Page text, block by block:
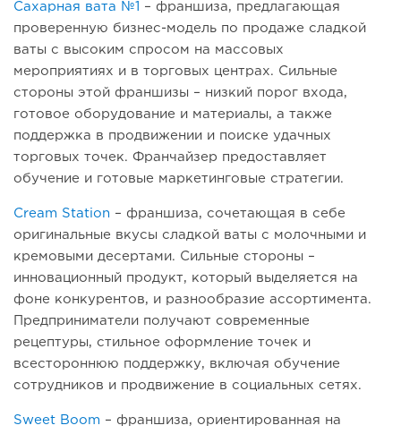
Сахарная вата №1
– франшиза, предлагающая
проверенную бизнес-модель по продаже сладкой
ваты с высоким спросом на массовых
мероприятиях и в торговых центрах. Сильные
стороны этой франшизы – низкий порог входа,
готовое оборудование и материалы, а также
поддержка в продвижении и поиске удачных
торговых точек. Франчайзер предоставляет
обучение и готовые маркетинговые стратегии.
Cream Station – франшиза, сочетающая в себе
оригинальные вкусы сладкой ваты с молочными и
кремовыми десертами. Сильные стороны –
инновационный продукт, который выделяется на
фоне конкурентов, и разнообразие ассортимента.
Предприниматели получают современные
рецептуры, стильное оформление точек и
всестороннюю поддержку, включая обучение
сотрудников и продвижение в социальных сетях.
Sweet Boom – франшиза, ориентированная на